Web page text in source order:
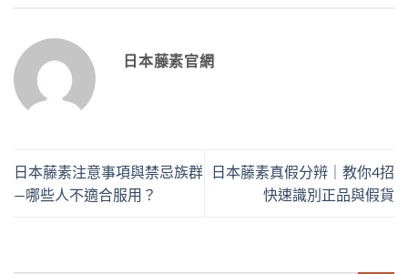
日本藤素官網
日本藤素注意事項與禁忌族群
—哪些人不適合服用？
日本藤素真假分辨｜教你4招
快速識別正品與假貨